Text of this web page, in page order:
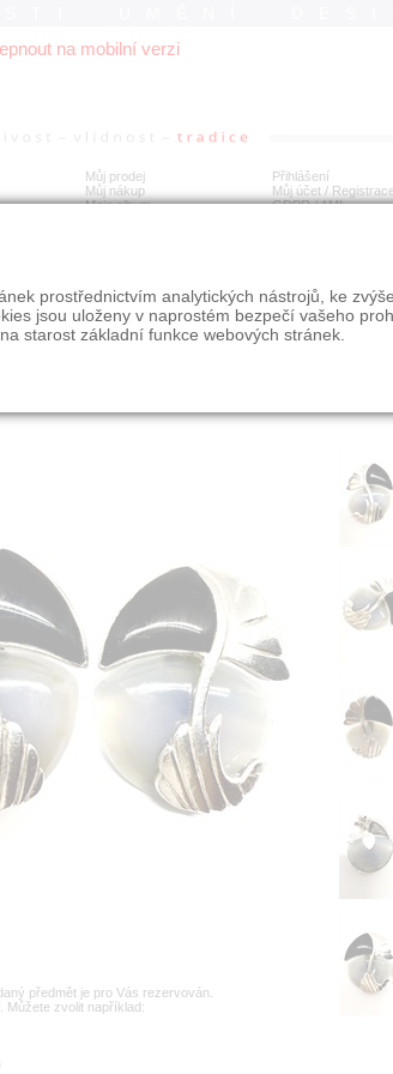
na mobilní verzi
Můj prodej
Můj nákup
Moje album
Přihlášení
Můj účet / Registrace
GDPR/AML
a onyxem
předmět je pro Vás rezervován.
Můžete zvolit například:
prostřednictvím analytických nástrojů, ke
jsou uloženy v naprostém bezpečí vašeho
starost základní funkce webových stránek.